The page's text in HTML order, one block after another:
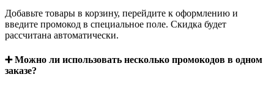
Добавьте товары в корзину, перейдите к оформлению и
введите промокод в специальное поле. Скидка будет
рассчитана автоматически.
➕ Можно ли использовать несколько промокодов в одном
заказе?